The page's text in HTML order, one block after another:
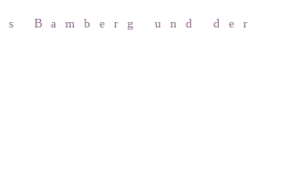
Bam­berg und der